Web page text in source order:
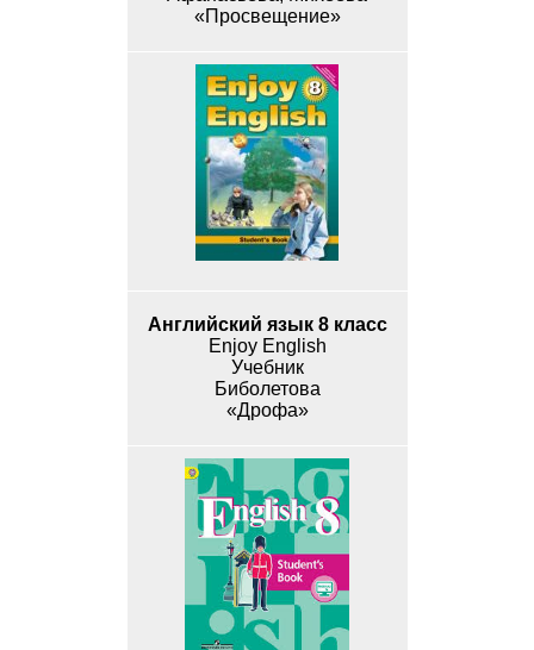
«Просвещение»
Английский язык 8 класс
Enjoy English
Учебник
Биболетова
«Дрофа»